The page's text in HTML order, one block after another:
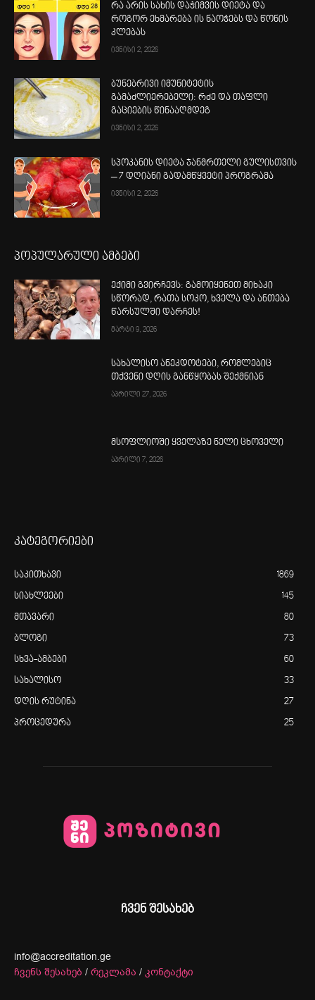
რა არის სახის დაჭიმვის დიეტა და
როგორ ეხმარება ის ნაოჭებს და წონის
კლებას
ივნისი 2, 2026
ბუნებრივი იმუნიტეტის
გამაძლიერებელი: რძე და თაფლი
გაციების წინააღმდეგ
ივნისი 2, 2026
სპოკანის დიეტა ჯანმრთელი გულისთვის
– 7 დღიანი გადამწყვეტი პროგრამა
ივნისი 2, 2026
პოპულარული ამბები
ექიმი გვირჩევს: გამოიყენეთ მიხაკი
სწორად, რათა სოკო, ხველა და ანთება
წარსულში დარჩეს!
მარტი 9, 2026
სახალისო ანეკდოტები, რომლებიც
თქვენი დღის განწყობას შექმნიან
აპრილი 27, 2026
მსოფლიოში ყველაზე ნელი ცხოველი
აპრილი 7, 2026
კატეგორიები
საკითხავი 1869
სიახლეები 145
მთავარი 80
ბლოგი 73
სხვა-ამბები 60
სახალისო 33
დღის რუტინა 27
პროცედურა 25
ჩვენ შესახებ
info@accreditation.ge
ჩვენს შესახებ / რეკლამა / კონტაქტი